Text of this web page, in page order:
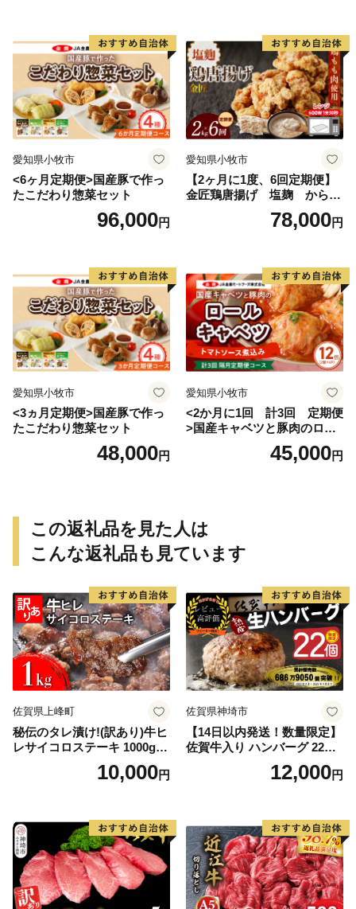
愛知県小牧市
<6ヶ月定期便>国産豚で作っ
たこだわり惣菜セット
96,000円
愛知県小牧市
【2ヶ月に1度、6回定期便】
金匠鶏唐揚げ 塩麹 からあ
78,000円
愛知県小牧市
<3ヵ月定期便>国産豚で作っ
たこだわり惣菜セット
48,000円
愛知県小牧市
<2か月に1回 計3回 定期便
>国産キャベツと豚肉のロー
ルキャベツ（6P入り）
45,000円
この返礼品を見た人は
こんな返礼品も見ています
佐賀県上峰町
秘伝のタレ漬け!(訳あり)牛ヒ
レサイコロステーキ 1000g
10,000円
佐賀県神埼市
【14日以内発送！数量限定】
佐賀牛入り ハンバーグ 22個
2.6kg(120g×22個)【佐賀牛
黒毛和牛 ブランド牛 九州 ハ
気】(H083106)
12,000円